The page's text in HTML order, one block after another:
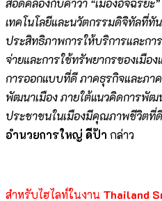
สอดคล้องกับคำว่า “เมืองอัจฉริยะ
เทคโนโลยีและนวัตกรรมดิจิทัลที่ทั
ประสิทธิภาพการให้บริการและกา
จ่ายและการใช้ทรัพยากรของเมือ
การออกแบบที่ดี ภาคธุรกิจและภา
พัฒนาเมือง ภายใต้แนวคิดการพัฒ
ประชาชนในเมืองมีคุณภาพชีวิตที่
อำนวยการใหญ่ ดีป้า กล่าว
สำหรับไฮไลท์ในงาน Thailand